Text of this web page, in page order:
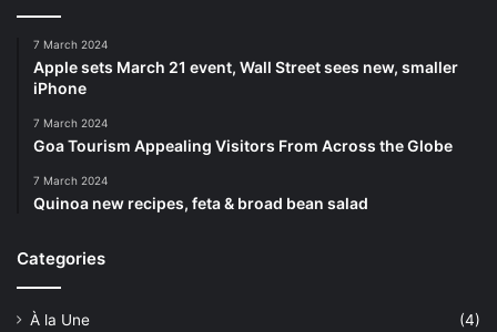
7 March 2024
Apple sets March 21 event, Wall Street sees new, smaller
iPhone
7 March 2024
Goa Tourism Appealing Visitors From Across the Globe
7 March 2024
Quinoa new recipes, feta & broad bean salad
Categories
À la Une
(4)